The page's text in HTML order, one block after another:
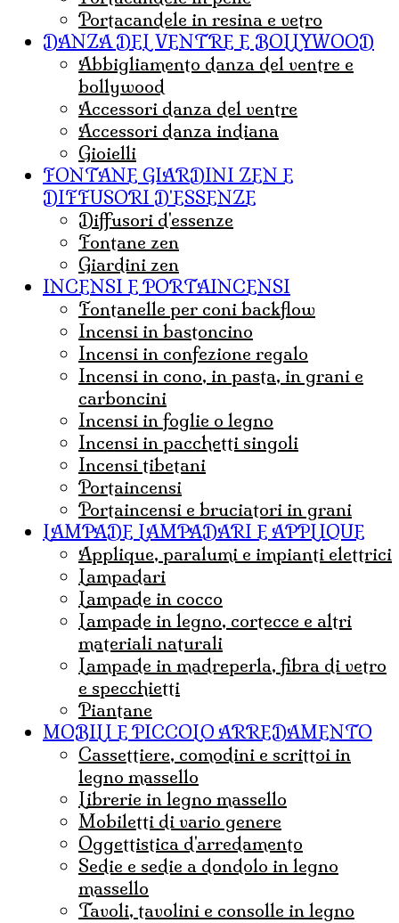
portacandele in resina e vetro
DANZA DEL VENTRE E BOLLYWOOD
abbigliamento danza del ventre e
bollywood
accessori danza del ventre
accessori danza indiana
Gioielli
FONTANE GIARDINI ZEN E
DIFFUSORI D'ESSENZE
diffusori d'essenze
fontane zen
giardini zen
INCENSI E PORTAINCENSI
Fontanelle per coni backflow
incensi in bastoncino
incensi in confezione regalo
incensi in cono, in pasta, in grani e
carboncini
incensi in foglie o legno
incensi in pacchetti singoli
incensi tibetani
portaincensi
Portaincensi e bruciatori in grani
LAMPADE LAMPADARI E APPLIQUE
Applique, paralumi e impianti elettrici
lampadari
Lampade in cocco
Lampade in legno, cortecce e altri
materiali naturali
Lampade in madreperla, fibra di vetro
e specchietti
Piantane
MOBILI E PICCOLO ARREDAMENTO
Cassettiere, comodini e scrittoi in
legno massello
Librerie in legno massello
mobiletti di vario genere
Oggettistica d'arredamento
Sedie e sedie a dondolo in legno
massello
Tavoli, tavolini e consolle in legno